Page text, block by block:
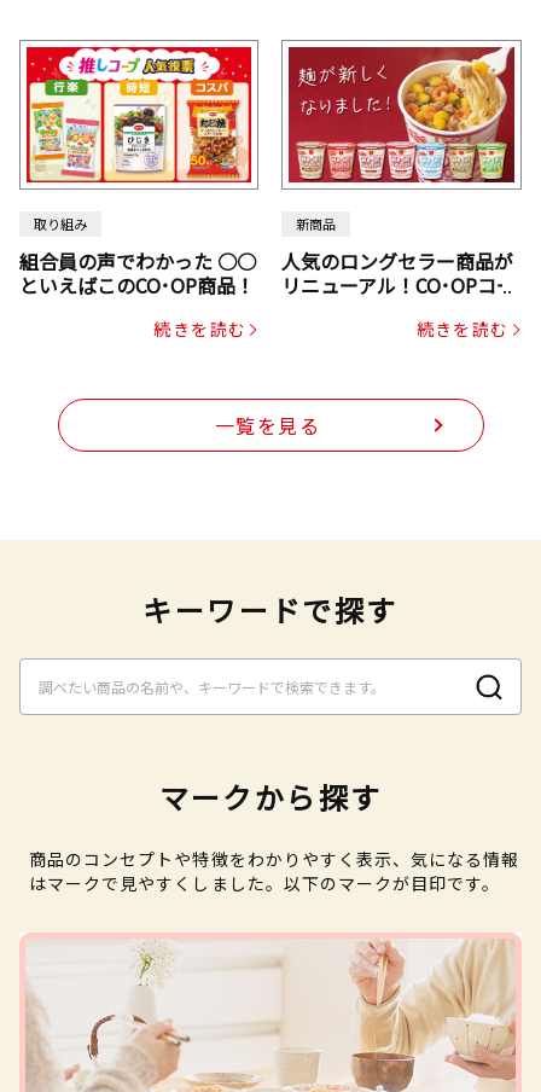
取り組み
組合員の声でわかった ○○
といえばこのCO･OP商品！
続きを読む
新商品
人気のロングセラー商品が
リニューアル！CO･OPコー
続きを読む
一覧を見る
キーワードで探す
マークから探す
商品のコンセプトや特徴をわかりやすく表示、気になる情報
はマークで見やすくしました。以下のマークが目印です。